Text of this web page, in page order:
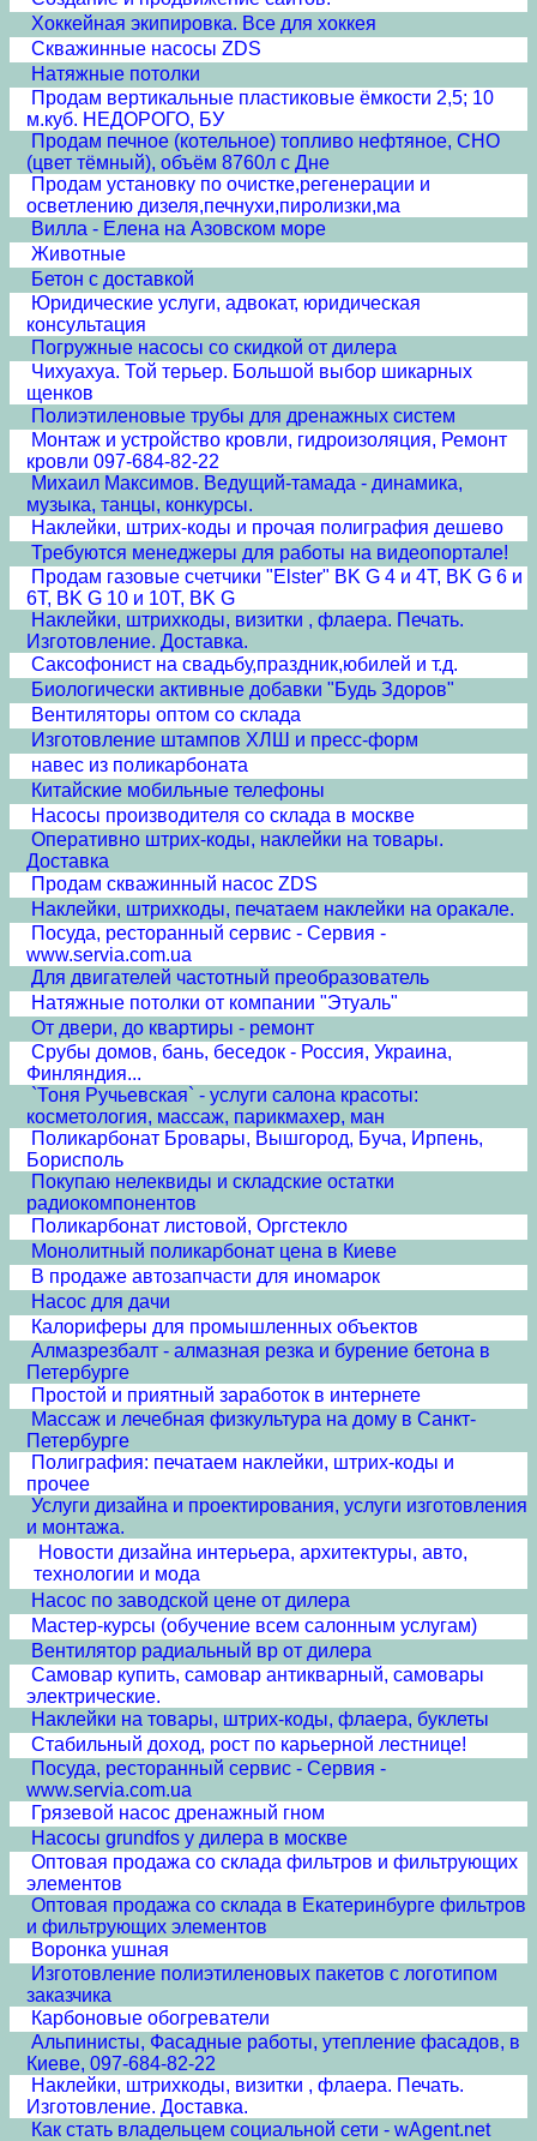
Хоккейная экипировка. Все для хоккея
Скважинные насосы ZDS
Натяжные потолки
Продам вертикальные пластиковые ёмкости 2,5; 10
м.куб. НЕДОРОГО, БУ
Продам печное (котельное) топливо нефтяное, СНО
(цвет тёмный), объём 8760л с Дне
Продам установку по очистке,регенерации и
осветлению дизеля,печнухи,пиролизки,ма
Вилла - Елена на Азовском море
Животные
Бетон с доставкой
Юридические услуги, адвокат, юридическая
консультация
Погружные насосы со скидкой от дилера
Чихуахуа. Той терьер. Большой выбор шикарных
щенков
Полиэтиленовые трубы для дренажных систем
Монтаж и устройство кровли, гидроизоляция, Ремонт
кровли 097-684-82-22
Михаил Максимов. Ведущий-тамада - динамика,
музыка, танцы, конкурсы.
Наклейки, штрих-коды и прочая полиграфия дешево
Требуются менеджеры для работы на видеопортале!
Продам газовые счетчики "Elster" BK G 4 и 4T, BK G 6 и
6T, BK G 10 и 10T, BK G
Наклейки, штрихкоды, визитки , флаера. Печать.
Изготовление. Доставка.
Cаксофонист на свадьбу,праздник,юбилей и т.д.
Биологически активные добавки "Будь Здоров"
Вентиляторы оптом со склада
Изготовление штампов ХЛШ и пресс-форм
навес из поликарбоната
Китайские мобильные телефоны
Насосы производителя со склада в москве
Оперативно штрих-коды, наклейки на товары.
Доставка
Продам скважинный насос ZDS
Наклейки, штрихкоды, печатаем наклейки на оракале.
Посуда, ресторанный сервис - Сервия -
www.servia.com.ua
Для двигателей частотный преобразователь
Натяжные потолки от компании "Этуаль"
От двери, до квартиры - ремонт
Срубы домов, бань, беседок - Россия, Украина,
Финляндия...
`Тоня Ручьевская` - услуги салона красоты:
косметология, массаж, парикмахер, ман
Поликарбонат Бровары, Вышгород, Буча, Ирпень,
Борисполь
Покупаю нелеквиды и складские остатки
радиокомпонентов
Поликарбонат листовой, Оргстекло
Монолитный поликарбонат цена в Киеве
В продаже автозапчасти для иномарок
Насос для дачи
Калориферы для промышленных объектов
Алмазрезбалт - алмазная резка и бурение бетона в
Петербурге
Простой и приятный заработок в интернете
Массаж и лечебная физкультура на дому в Санкт-
Петербурге
Полиграфия: печатаем наклейки, штрих-коды и
прочее
Услуги дизайна и проектирования, услуги изготовления
и монтажа.
Новости дизайна интерьера, архитектуры, авто,
технологии и мода
Насос по заводской цене от дилера
Мастер-курсы (обучение всем салонным услугам)
Вентилятор радиальный вр от дилера
Самовар купить, самовар антикварный, самовары
электрические.
Наклейки на товары, штрих-коды, флаера, буклеты
Стабильный доход, рост по карьерной лестнице!
Посуда, ресторанный сервис - Сервия -
www.servia.com.ua
Грязевой насос дренажный гном
Насосы grundfos у дилера в москве
Оптовая продажа со склада фильтров и фильтрующих
элементов
Оптовая продажа со склада в Екатеринбурге фильтров
и фильтрующих элементов
Воронка ушная
Изготовление полиэтиленовых пакетов с логотипом
заказчика
Карбоновые обогреватели
Альпинисты, Фасадные работы, утепление фасадов, в
Киеве, 097-684-82-22
Наклейки, штрихкоды, визитки , флаера. Печать.
Изготовление. Доставка.
Как стать владельцем социальной сети - wAgent.net